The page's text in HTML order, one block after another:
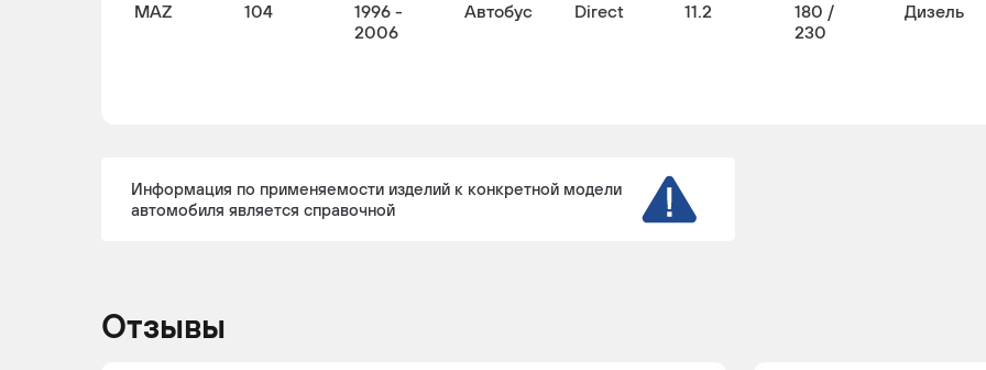
MAZ 104
1996 -
2006
Автобус Direct 11.2
180 /
230
Дизель
Информация по применяемости изделий к конкретной модели
автомобиля является справочной
Отзывы